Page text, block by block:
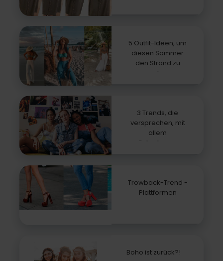
5 Outfit-Ideen, um
diesen Sommer
den Strand zu
rocken
3 Trends, die
versprechen, mit
allem
zurückzukommen
Trowback-Trend -
Plattformen
Boho ist zurück?!